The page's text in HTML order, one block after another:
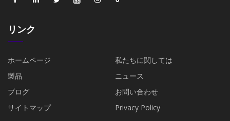
リンク
ホームページ
私たちに関しては
製品
ニュース
ブログ
お問い合わせ
サイトマップ
Privacy Policy